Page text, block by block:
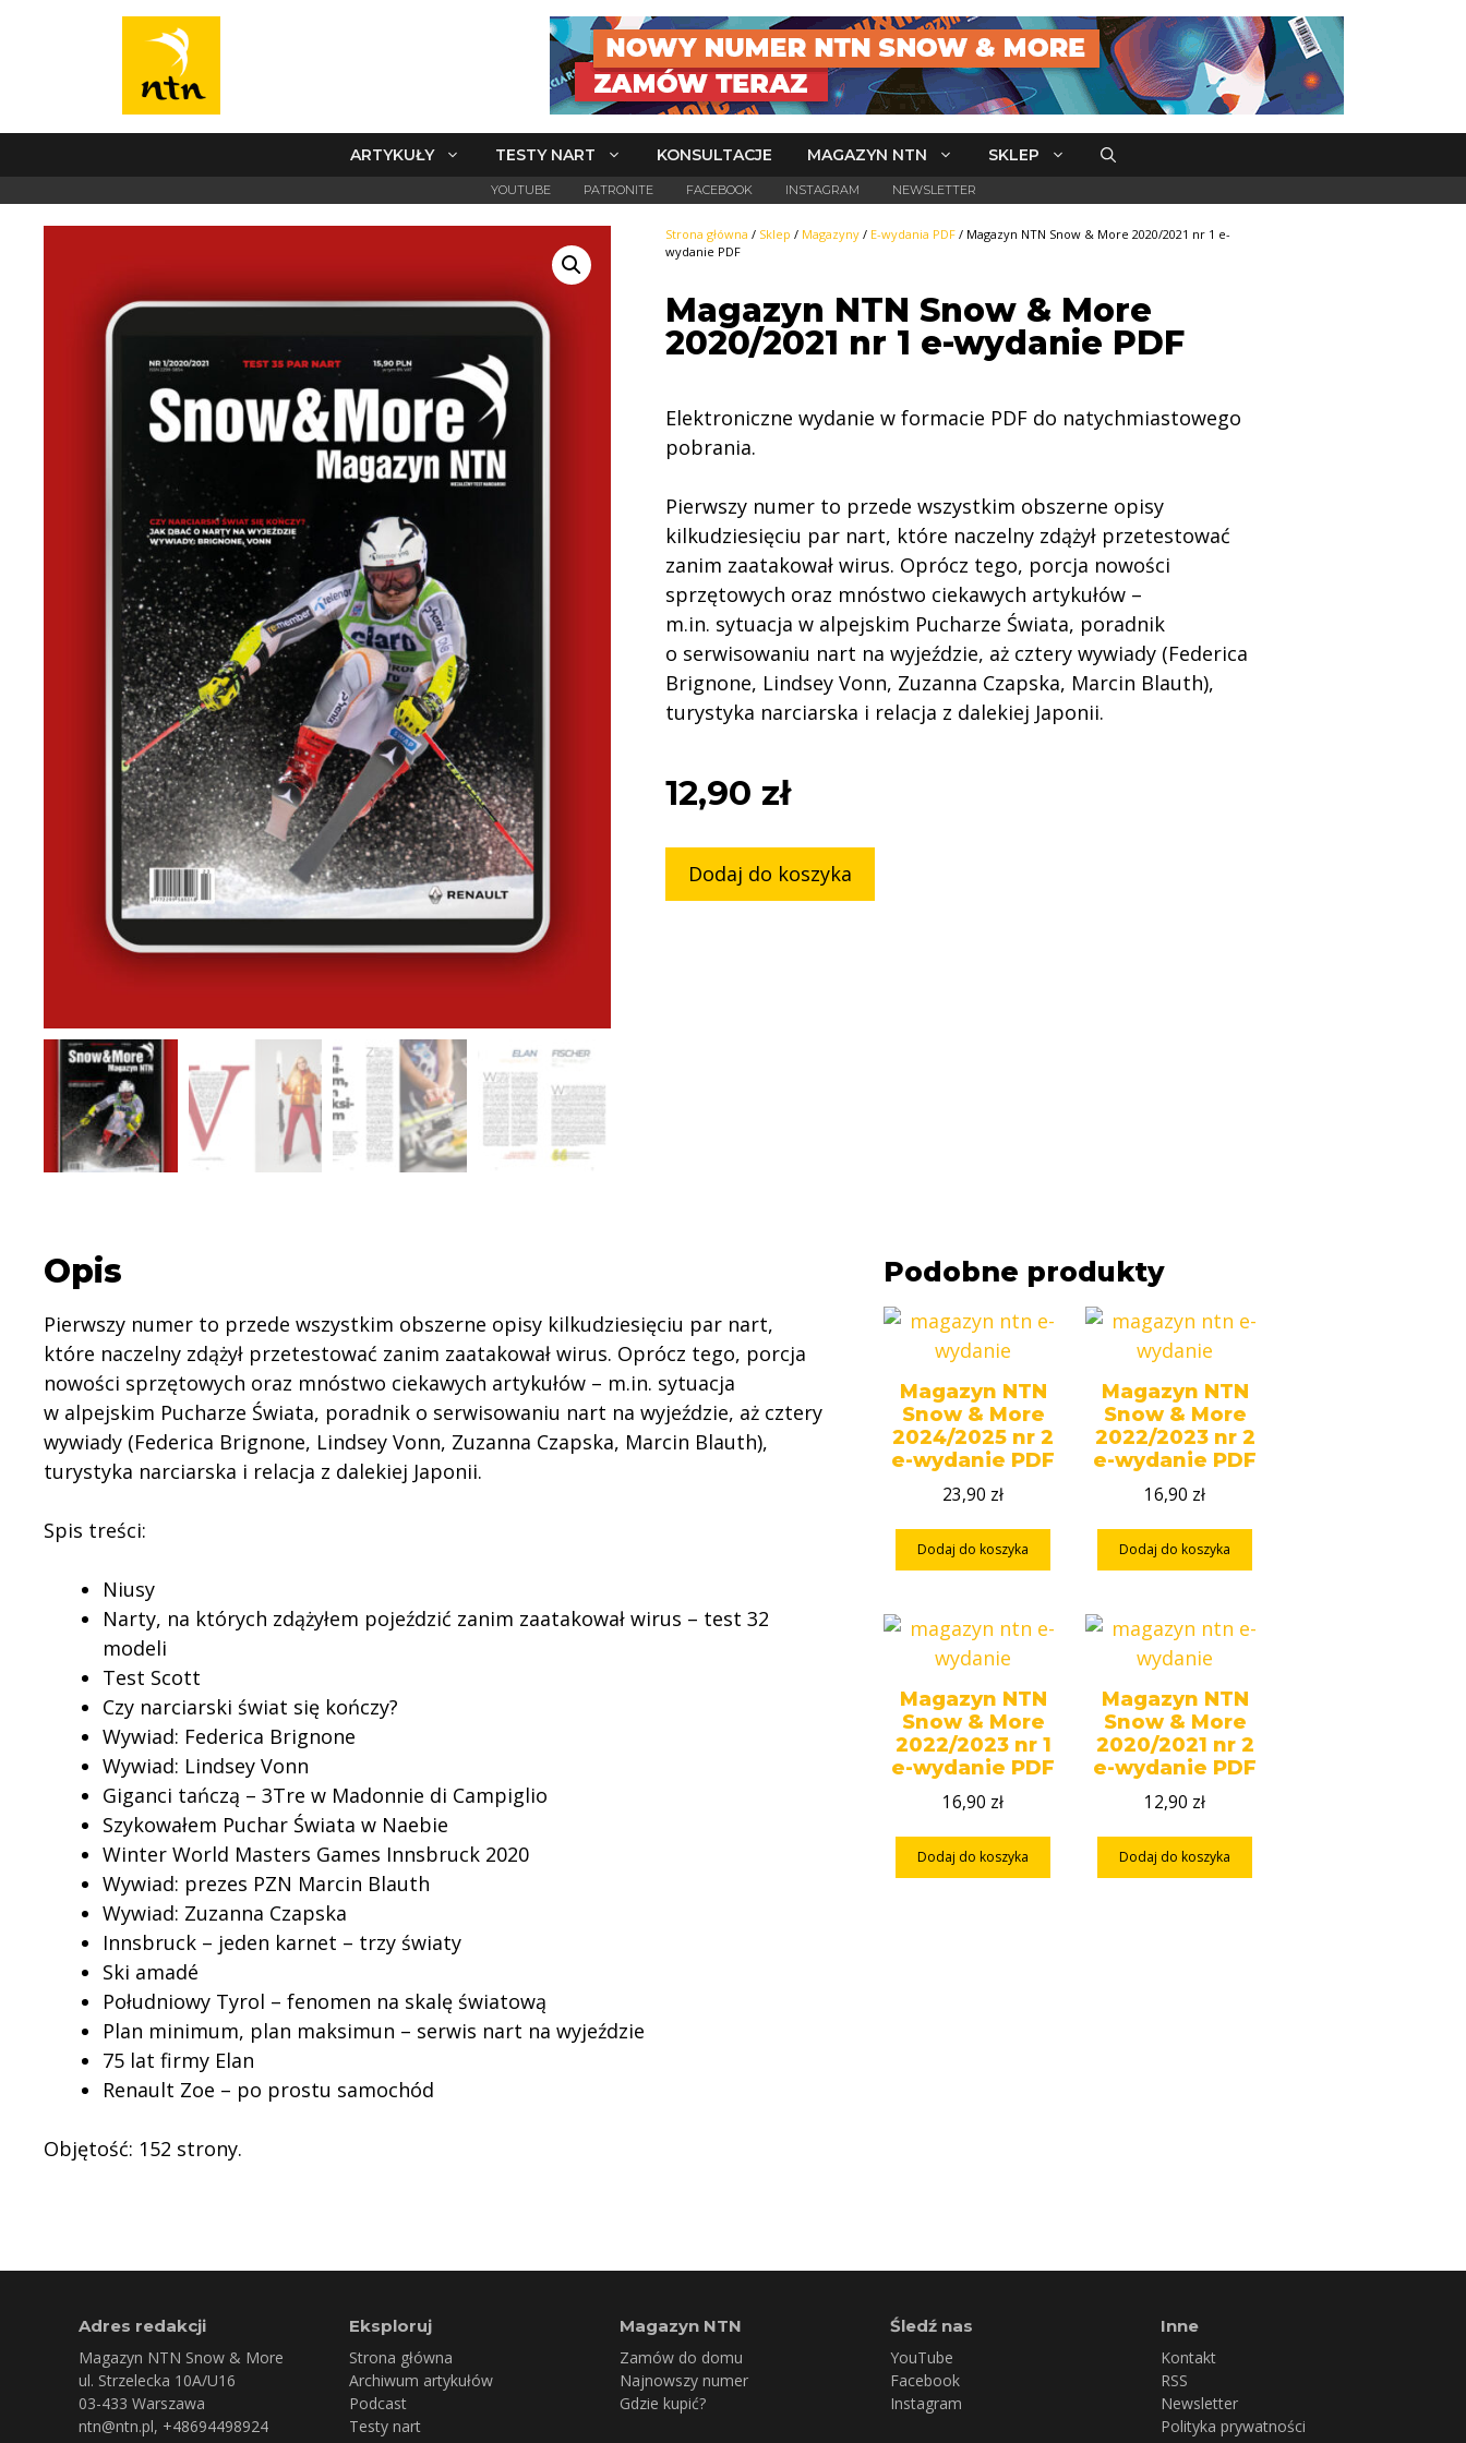
ARTYKUŁY TESTY NART KONSULTACJE MAGAZYN NTN SKLEP
YOUTUBE PATRONITE FACEBOOK INSTAGRAM NEWSLETTER
Strona główna / Sklep / Magazyny / E-wydania PDF / Magazyn NTN Snow & More 2020/2021 nr 1 e-
wydanie PDF
Magazyn NTN Snow & More
2020/2021 nr 1 e-wydanie PDF
Elektroniczne wydanie w formacie PDF do natychmiastowego
pobrania.
Pierwszy numer to przede wszystkim obszerne opisy
kilkudziesięciu par nart, które naczelny zdążył przetestować
zanim zaatakował wirus. Oprócz tego, porcja nowości
sprzętowych oraz mnóstwo ciekawych artykułów –
m.in. sytuacja w alpejskim Pucharze Świata, poradnik
o serwisowaniu nart na wyjeździe, aż cztery wywiady (Federica
Brignone, Lindsey Vonn, Zuzanna Czapska, Marcin Blauth),
turystyka narciarska i relacja z dalekiej Japonii.
12,90 zł
Dodaj do koszyka
Opis
Pierwszy numer to przede wszystkim obszerne opisy kilkudziesięciu par nart,
które naczelny zdążył przetestować zanim zaatakował wirus. Oprócz tego, porcja
nowości sprzętowych oraz mnóstwo ciekawych artykułów – m.in. sytuacja
w alpejskim Pucharze Świata, poradnik o serwisowaniu nart na wyjeździe, aż cztery
wywiady (Federica Brignone, Lindsey Vonn, Zuzanna Czapska, Marcin Blauth),
turystyka narciarska i relacja z dalekiej Japonii.
Spis treści:
Niusy
Narty, na których zdążyłem pojeździć zanim zaatakował wirus – test 32
modeli
Test Scott
Czy narciarski świat się kończy?
Wywiad: Federica Brignone
Wywiad: Lindsey Vonn
Giganci tańczą – 3Tre w Madonnie di Campiglio
Szykowałem Puchar Świata w Naebie
Winter World Masters Games Innsbruck 2020
Wywiad: prezes PZN Marcin Blauth
Wywiad: Zuzanna Czapska
Innsbruck – jeden karnet – trzy światy
Ski amadé
Południowy Tyrol – fenomen na skalę światową
Plan minimum, plan maksimun – serwis nart na wyjeździe
75 lat firmy Elan
Renault Zoe – po prostu samochód
Objętość: 152 strony.
Podobne produkty
Magazyn NTN
Snow & More
2024/2025 nr 2
e-wydanie PDF
23,90 zł
Dodaj do koszyka
Magazyn NTN
Snow & More
2022/2023 nr 2
e-wydanie PDF
16,90 zł
Dodaj do koszyka
Magazyn NTN
Snow & More
2022/2023 nr 1
e-wydanie PDF
16,90 zł
Dodaj do koszyka
Magazyn NTN
Snow & More
2020/2021 nr 2
e-wydanie PDF
12,90 zł
Dodaj do koszyka
Adres redakcji
Magazyn NTN Snow & More
ul. Strzelecka 10A/U16
03-433 Warszawa
ntn@ntn.pl, +48694498924
Eksploruj
Strona główna
Archiwum artykułów
Podcast
Testy nart
Magazyn NTN
Zamów do domu
Najnowszy numer
Gdzie kupić?
Śledź nas
YouTube
Facebook
Instagram
Inne
Kontakt
RSS
Newsletter
Polityka prywatności